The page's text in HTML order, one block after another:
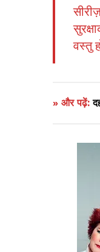
वस्तु
» और पढ़ें: